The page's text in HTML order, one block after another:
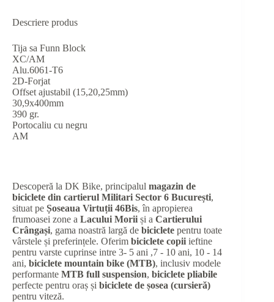
Descriere produs
Tija sa Funn Block
XC/AM
Alu.6061-T6
2D-Forjat
Offset ajustabil (15,20,25mm)
30,9x400mm
390 gr.
Portocaliu cu negru
AM
Descoperă la DK Bike, principalul magazin de
biciclete din cartierul Militari Sector 6 București,
situat pe Șoseaua Virtuții 46Bis, în apropierea
frumoasei zone a Lacului Morii și a Cartierului
Crângași, gama noastră largă de biciclete pentru toate
vârstele și preferințele. Oferim biciclete copii ieftine
pentru varste cuprinse intre 3- 5 ani ,7 - 10 ani, 10 - 14
ani, biciclete mountain bike (MTB), inclusiv modele
performante MTB full suspension, biciclete pliabile
perfecte pentru oraș și biciclete de șosea (cursieră)
pentru viteză.